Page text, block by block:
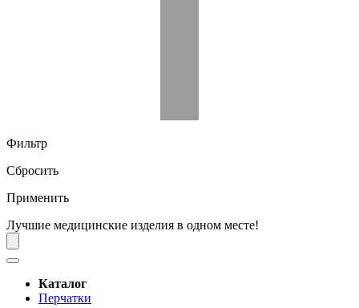
Фильтр
Сбросить
Применить
Лучшие медицинские изделия в одном месте!
Каталог
Перчатки